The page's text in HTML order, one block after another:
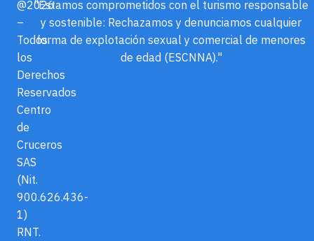
@2026
–
Todos
los
Derechos
Reservados
Centro
de
Cruceros
SAS
(Nit.
900.626.436-
1)
RNT.
"Estamos comprometidos con el turismo responsable
y sostenible: Rechazamos y denunciamos cualquier
forma de explotación sexual y comercial de menores
de edad (ESCNNA)."